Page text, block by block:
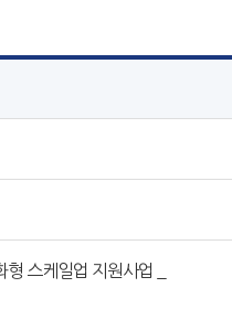
스케일업 지원사업 _